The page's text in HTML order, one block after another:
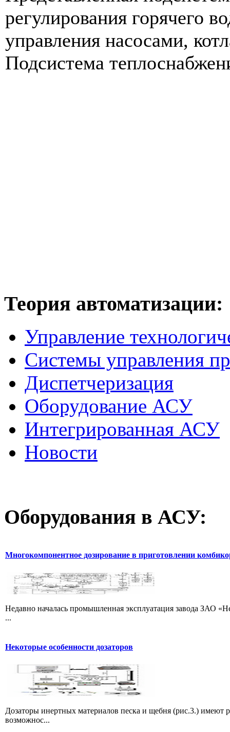
регулирования горячего
управления насосами,
Подсистема
Теория автоматизации:
Управление
Системы управления
Диспетчеризация
Оборудование АСУ
Интегрированная АСУ
Новости
Оборудования в АСУ:
Многокомпонентное дозирование в приготовлении
Недавно началась промышленная эксплуатация завода ЗАО
...
Некоторые особенности дозаторов
Дозаторы инертных материалов песка и щебня (рис.3.) имеют
возможнос...